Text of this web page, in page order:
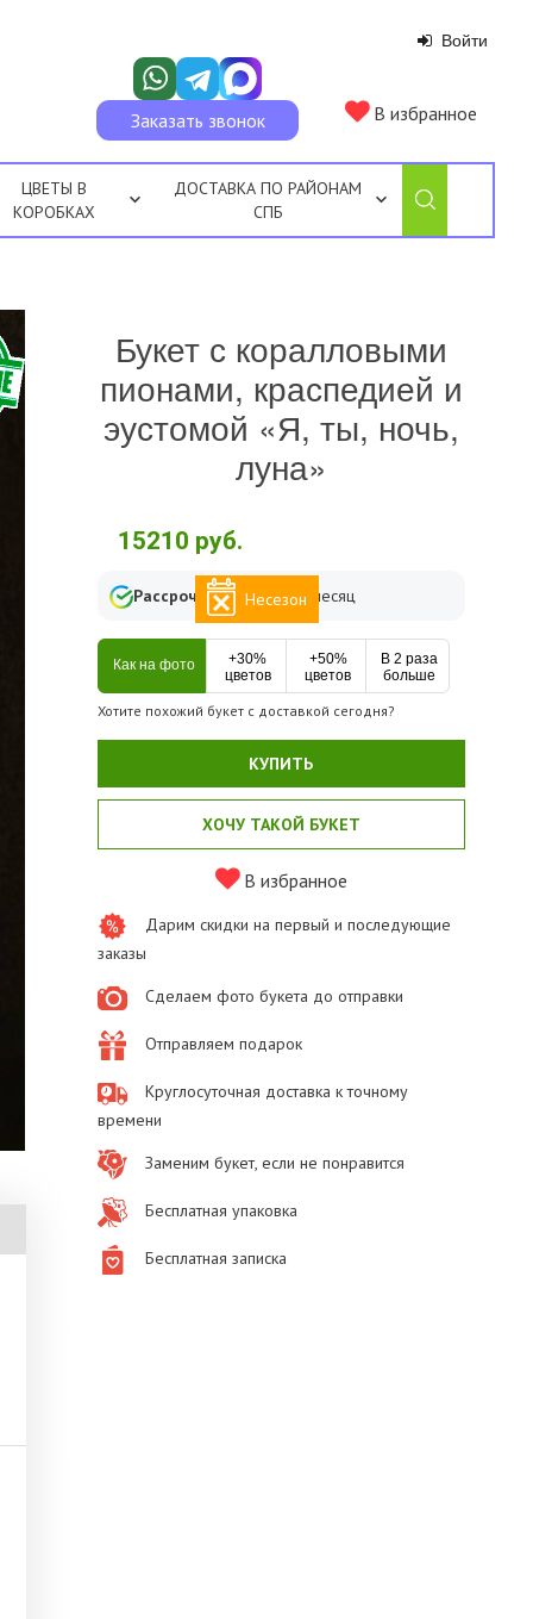
Войти
Заказать звонок В избранное
ЦВЕТЫ В
КОРОБКАХ
ДОСТАВКА ПО РАЙОНАМ
СПБ
Букет с коралловыми
пионами, краспедией и
эустомой «Я, ты, ночь,
луна»
Несезон
15210 руб.
Рассрочкаот 2535₽ в месяц
Как на фото
+30%
цветов
+50%
цветов
В 2 раза
больше
Хотите похожий букет с доставкой сегодня?
КУПИТЬ
ХОЧУ ТАКОЙ БУКЕТ
В избранное
Дарим скидки на первый и последующие
заказы
Сделаем фото букета до отправки
Отправляем подарок
Круглосуточная доставка к точному
времени
Заменим букет, если не понравится
Бесплатная упаковка
Бесплатная записка